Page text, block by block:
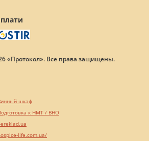
«Протокол». Все права защищены.
шкаф
к НМТ / ВНО
life.com.ua/